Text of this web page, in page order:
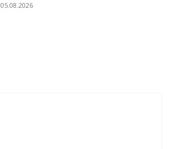
05.08.2026